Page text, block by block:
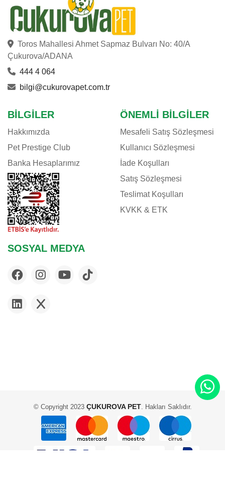
Toros Mahallesi Ahmet Sapmaz Bulvarı No: 40/A
Çukurova/ADANA
444 4 064
bilgi@cukurovapet.com.tr
BILGILER
Hakkımızda
Pet Prestige Club
Banka Hesaplarımız
ÖNEMLI BILGILER
Mesafeli Satış Sözleşmesi
Kullanıcı Sözleşmesi
İade Koşulları
Satış Sözleşmesi
Teslimat Koşulları
KVKK & ETK
SOSYAL MEDYA
© Copyright 2023ÇUKUROVA PET. Hakları Saklıdır.